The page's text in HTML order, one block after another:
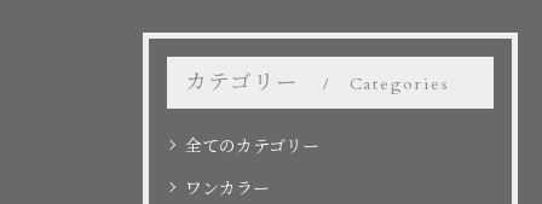
カテゴリー Categories
全てのカテゴリー
ワンカラー